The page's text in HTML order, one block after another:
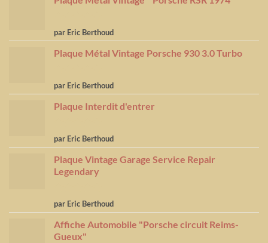
Note5 sur
5
par Eric Berthoud
Plaque Métal Vintage Porsche 930 3.0 Turbo
Note5 sur
5
par Eric Berthoud
Plaque Interdit d'entrer
Note5 sur
5
par Eric Berthoud
Plaque Vintage Garage Service Repair
Legendary
Note5 sur
5
par Eric Berthoud
Affiche Automobile "Porsche circuit Reims-
Gueux"